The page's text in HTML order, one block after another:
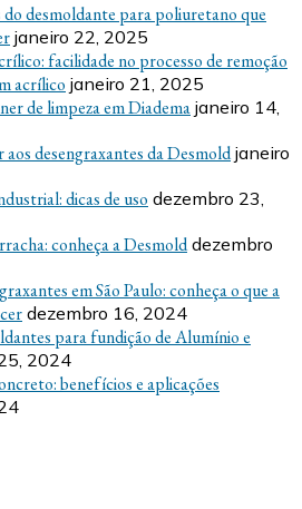
desmoldante para poliuretano que
janeiro 22, 2025
facilidade no processo de remoção
acrílico janeiro 21, 2025
de limpeza em Diadema janeiro 14,
desengraxantes da Desmold janeiro
dicas de uso dezembro 23,
conheça a Desmold dezembro
em São Paulo: conheça o que a
dezembro 16, 2024
para fundição de Alumínio e
2024
benefícios e aplicações